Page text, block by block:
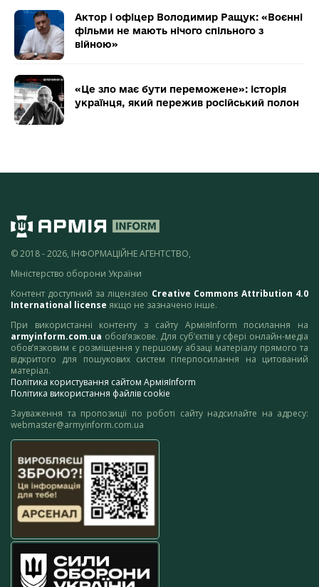
Актор і офіцер Володимир Ращук: «Воєнні
фільми не мають нічого спільного з
війною»
«Це зло має бути переможене»: історія
українця, який пережив російський полон
© 2018 - 2026, ІНФОРМАЦІЙНЕ АГЕНТСТВО,
Міністерство оборони України
Контент доступний за ліцензією Creative Commons Attribution 4.0
International license якщо не зазначено інше.
При використанні контенту з сайту АрміяInform посилання на
armyinform.com.ua обов’язкове. Для суб’єктів у сфері онлайн-медіа
обов’язковим є розміщення у першому абзаці матеріалу прямого та
відкритого для пошукових систем гіперпосилання на цитований
матеріал.
Політика користування сайтом АрміяInform
Політика використання файлів cookie
Зауваження та пропозиції по роботі сайту надсилайте на адресу:
webmaster@armyinform.com.ua